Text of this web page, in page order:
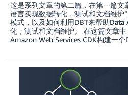
这是系列文章的第二篇，在第一篇文
语言实现数据转化，测试和文档维护
模式，以及如何利用DBT来帮助Data
化，测试和文档维护。 在这篇文章
Amazon Web Services CDK构建一个